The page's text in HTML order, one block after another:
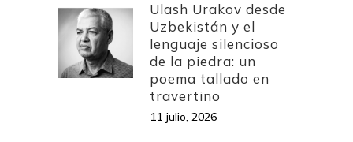
Ulash Urakov desde
Uzbekistán y el
lenguaje silencioso
de la piedra: un
poema tallado en
travertino
11 julio, 2026